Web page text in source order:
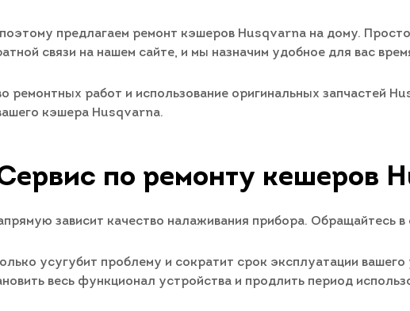
предлагаем ремонт кэшеров Husqvarna на дому.
связи на нашем сайте, и мы назначим удобное для вас
ремонтных работ и использование оригинальных запчастей
кэшера Husqvarna.
по ремонту кешеров
зависит качество налаживания прибора. Обращайтесь в
усугубит проблему и сократит срок эксплуатации вашего
весь функционал устройства и продлить период